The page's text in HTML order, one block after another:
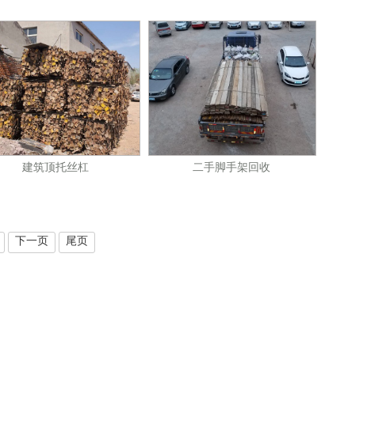
建筑顶托丝杠 二手脚手架回收
下一页 尾页